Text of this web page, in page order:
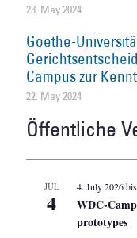
23. May 2024
Goethe-
Campus zur
22. May 2024
Öffentliche
JUL
4
4. July 2026
WDC-
prototypes